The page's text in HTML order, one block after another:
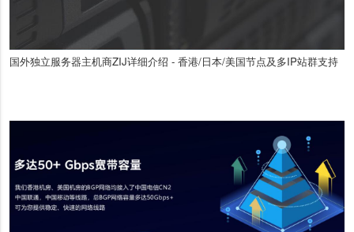
国外独立服务器主机商ZIJ详细介绍 - 香港/日本/美国节点及多IP站群支持